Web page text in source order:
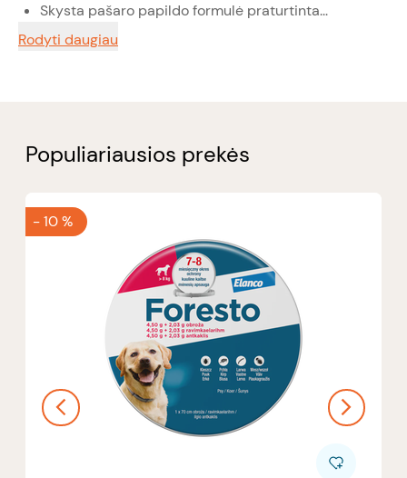
Skysta pašaro papildo formulė praturtinta...
Rodyti daugiau
Populiariausios prekės
-10 %